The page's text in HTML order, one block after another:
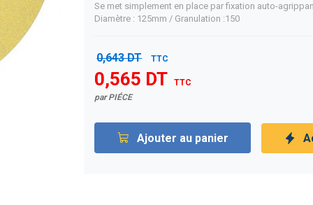
Se met simplement en place par fixation auto-
Diamètre : 125mm / Granulation :150
0,643 DT TTC
0,565 DT
TTC
par PIÉCE
Ajouter au panier